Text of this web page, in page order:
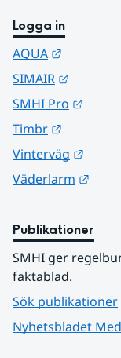
Logga in
AQUA
SIMAIR
SMHI Pro
Timbr
Vinterväg
Väderlarm
Publikationer
SMHI ger
faktablad.
Sök publikationer
Nyhetsbladet